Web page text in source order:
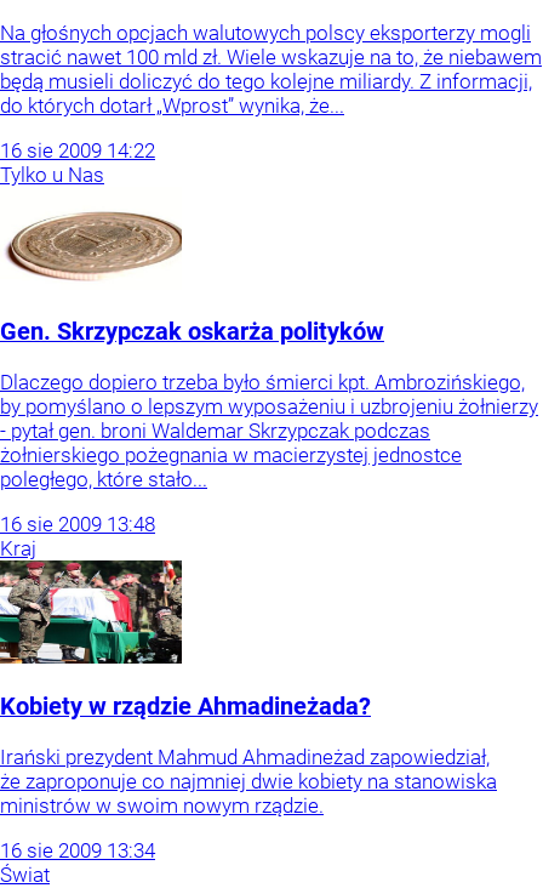
Na głośnych opcjach walutowych polscy eksporterzy mogli
stracić nawet 100 mld zł. Wiele wskazuje na to, że niebawem
będą musieli doliczyć do tego kolejne miliardy. Z informacji,
do których dotarł „Wprost” wynika, że...
16 sie 2009 14:22
Tylko u Nas
Gen. Skrzypczak oskarża polityków
Dlaczego dopiero trzeba było śmierci kpt. Ambrozińskiego,
by pomyślano o lepszym wyposażeniu i uzbrojeniu żołnierzy
- pytał gen. broni Waldemar Skrzypczak podczas
żołnierskiego pożegnania w macierzystej jednostce
poległego, które stało...
16 sie 2009 13:48
Kraj
Kobiety w rządzie Ahmadineżada?
Irański prezydent Mahmud Ahmadineżad zapowiedział,
że zaproponuje co najmniej dwie kobiety na stanowiska
ministrów w swoim nowym rządzie.
16 sie 2009 13:34
Świat